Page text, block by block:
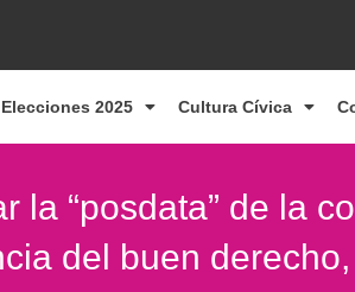
Elecciones 2025 Cultura Cívica
la “posdata” de la
del buen